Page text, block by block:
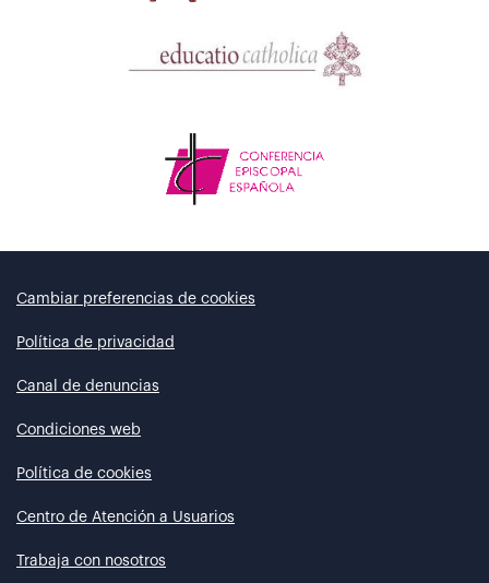
Cambiar preferencias de cookies
Política de privacidad
Canal de denuncias
Condiciones web
Política de cookies
Centro de Atención a Usuarios
Trabaja con nosotros